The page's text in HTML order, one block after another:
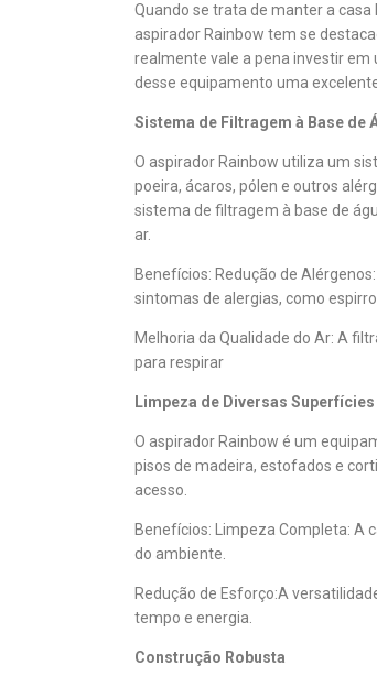
Quando se trata de manter a
aspirador Rainbow tem se
realmente vale a pena investir em
desse equipamento uma
Sistema de Filtragem à Base de
O aspirador Rainbow utiliza um
poeira, ácaros, pólen e outros
sistema de filtragem à base de
ar.
Benefícios: Redução de
sintomas de alergias, como
Melhoria da Qualidade do Ar: A
para respirar
Limpeza de Diversas Superfícies
O aspirador Rainbow é um
pisos de madeira, estofados e
acesso.
Benefícios:
Limpeza Completa:
do ambiente.
Redução de Esforço:A
tempo e energia.
Construção Robusta